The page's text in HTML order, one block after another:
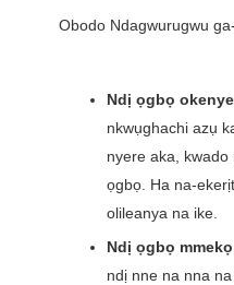
Obodo Ndagwurugwu
Ndị ọgbọ okenye
nkwụghachi azụ
nyere aka,
ọgbọ. Ha na-
olileanya na ike.
Ndị ọgbọ
ndị nne na nna